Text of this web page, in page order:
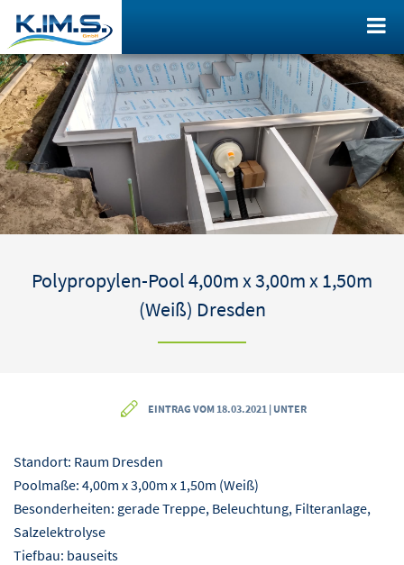
Polypropylen-Pool 4,00m x 3,00m x 1,50m
(Weiß) Dresden
EINTRAG VOM 18.03.2021 | UNTER
Standort: Raum Dresden
Poolmaße: 4,00m x 3,00m x 1,50m (Weiß)
Besonderheiten: gerade Treppe, Beleuchtung, Filteranlage,
Salzelektrolyse
Tiefbau: bauseits